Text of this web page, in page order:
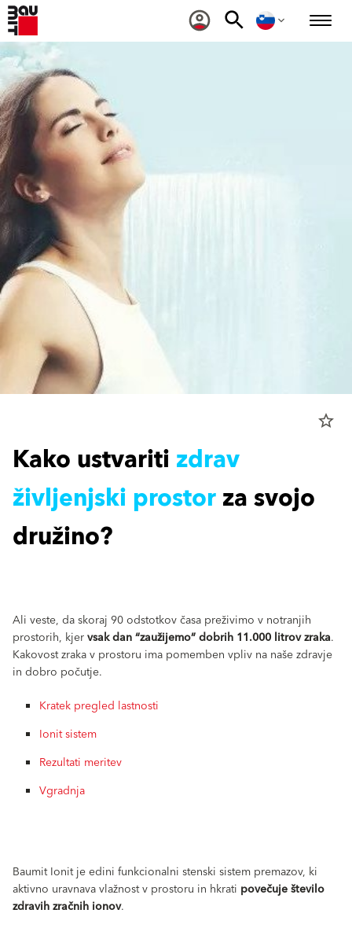
star_border
Kako ustvaritizdrav
življenjski prostorza svojo
družino?
Ali veste, da skoraj 90 odstotkov časa preživimo v notranjih
prostorih, kjervsak dan “zaužijemo” dobrih 11.000 litrov zraka.
Kakovost zraka v prostoru ima pomemben vpliv na naše zdravje
in dobro počutje.
Kratek pregled lastnosti
Ionit sistem
Rezultati meritev
Vgradnja
Baumit Ionit je edini funkcionalni stenski sistem premazov, ki
aktivno uravnava vlažnost v prostoru in hkrati povečuje število
zdravih zračnih ionov.